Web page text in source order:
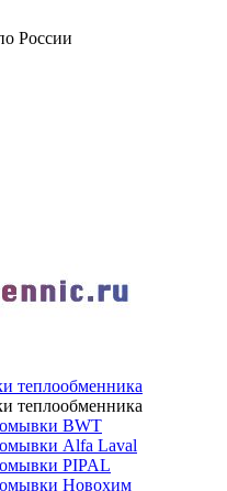
России
теплообменника
теплообменника
BWT
Alfa Laval
PIPAL
Новохим